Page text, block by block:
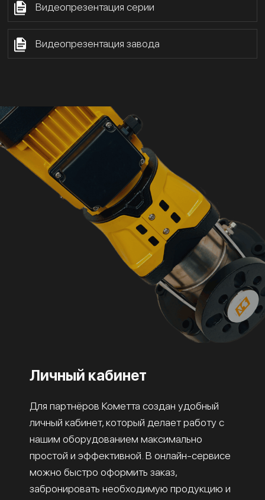
Видеопрезентация серии
Видеопрезентация завода
Личный кабинет
Для партнёров Кометта создан удобный
личный кабинет, который делает работу с
нашим оборудованием максимально
простой и эффективной. В онлайн-сервисе
можно быстро оформить заказ,
забронировать необходимую продукцию и